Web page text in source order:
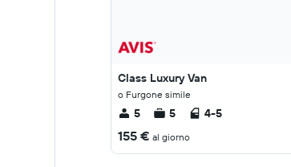
Class Luxury Van
o Furgone simile
5 5 4-5
155 € al giorno